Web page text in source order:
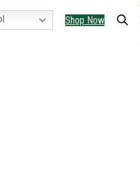
Shop Now